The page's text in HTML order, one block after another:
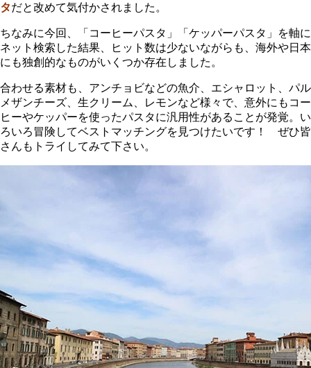
タだと改めて気付かされました。
ちなみに今回、「コーヒーパスタ」「ケッパーパスタ」を軸に
ネット検索した結果、ヒット数は少ないながらも、海外や日本
にも独創的なものがいくつか存在しました。
合わせる素材も、アンチョビなどの魚介、エシャロット、パル
メザンチーズ、生クリーム、レモンなど様々で、意外にもコー
ヒーやケッパーを使ったパスタに汎用性があることが発覚。い
ろいろ冒険してベストマッチングを見つけたいです！ ぜひ皆
さんもトライしてみて下さい。